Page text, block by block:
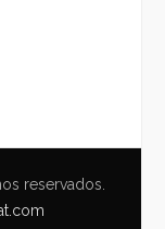
reservados.